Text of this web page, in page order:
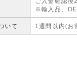
※輸入品、
いて 1週間以内(お